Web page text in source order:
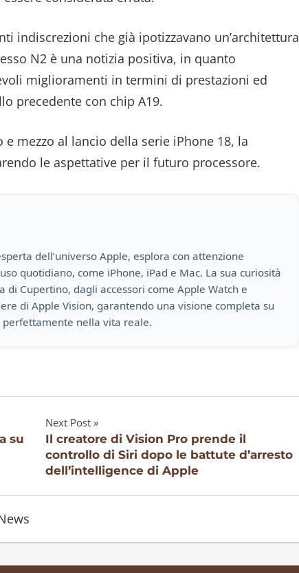
indiscrezioni che già ipotizzavano un’architettura
N2 è una notizia positiva, in quanto
miglioramenti in termini di prestazioni ed
precedente con chip A19.
mezzo al lancio della serie iPhone 18, la
le aspettative per il futuro processore.
dell’universo Apple, esplora con attenzione
quotidiano, come iPhone, iPad e Mac. La sua curiosità
di Cupertino, dagli accessori come Apple Watch e
di Apple Vision, garantendo una visione completa su
nella vita reale.
su
Next Post
Il creatore di Vision Pro prende il
controllo di Siri dopo le battute d’arresto
dell’intelligence di Apple